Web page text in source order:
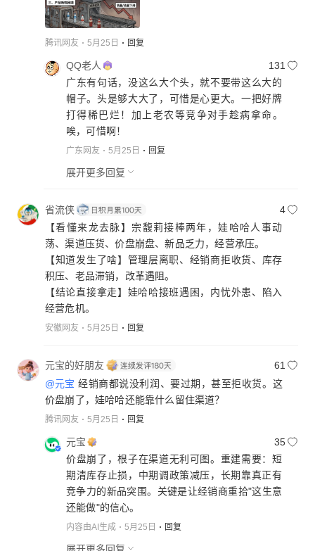
腾讯网友 5月25日 回复
QQ老人
131
广东有句话，没这么大个头，就不要带这么大的
帽子。头是够大大了，可惜是心更大。一把好牌
打得稀巴烂！加上老农等竞争对手趁病拿命。
唉，可惜啊！
广东网友 5月25日 回复
展开更多回复
省流侠
4
【看懂来龙去脉】宗馥莉接棒两年，娃哈哈人事动
荡、渠道压货、价盘崩盘、新品乏力，经营承压。
【知道发生了啥】管理层离职、经销商拒收货、库存
积压、老品滞销，改革遇阻。
【结论直接拿走】娃哈哈接班遇困，内忧外患、陷入
经营危机。
安徽网友 5月25日 回复
元宝的好朋友
61
@元宝 经销商都说没利润、要过期，甚至拒收货。这
价盘崩了，娃哈哈还能靠什么留住渠道？
腾讯网友 5月25日 回复
元宝
35
价盘崩了，根子在渠道无利可图。重建需要：短
期清库存止损，中期调政策减压，长期靠真正有
竞争力的新品突围。关键是让经销商重拾"这生意
还能做"的信心。
内容由AI生成 5月25日 回复